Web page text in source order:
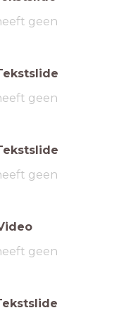
geen
geen
geen
geen